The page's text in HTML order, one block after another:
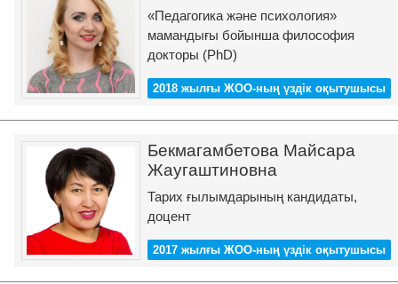
«Педагогика және психология»
мамандығы бойынша философия
докторы (PhD)
2018 жылғы ЖОО-ның үздік оқытушысы
Бекмагамбетова Майсара
Жаугаштиновна
Тарих ғылымдарының кандидаты,
доцент
2017 жылғы ЖОО-ның үздік оқытушысы